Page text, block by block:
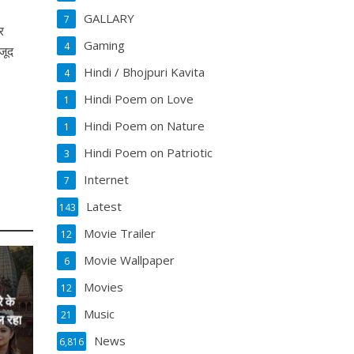
के
रहा
GALLARY
7
Gaming
4
Hindi / Bhojpuri Kavita
4
Hindi Poem on Love
1
Hindi Poem on Nature
1
Hindi Poem on Patriotic
3
Internet
7
Latest
143
Movie Trailer
12
Movie Wallpaper
6
Movies
12
Music
21
News
6,816